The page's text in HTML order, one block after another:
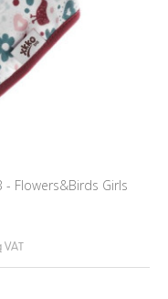
- Flowers&Birds Girls